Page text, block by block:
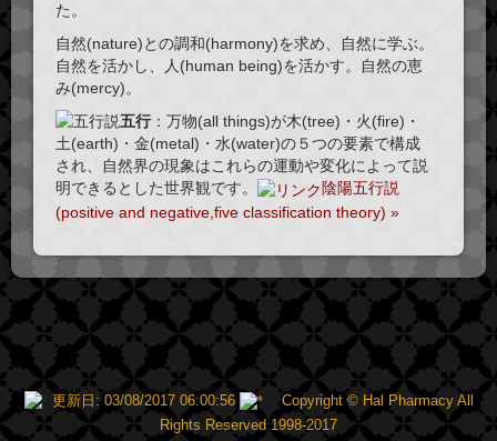
た。
自然(nature)との調和(harmony)を求め、自然に学ぶ。
自然を活かし、人(human being)を活かす。自然の恵
み(mercy)。
五行：万物(all things)が木(tree)・火(fire)・
土(earth)・金(metal)・水(water)の５つの要素で構成
され、自然界の現象はこれらの運動や変化によって説
明できるとした世界観です。
陰陽五行説
(positive and negative,five classification theory) »
更新日: 03/08/2017 06:00:56
Copyright © Hal Pharmacy All
Rights Reserved 1998-2017